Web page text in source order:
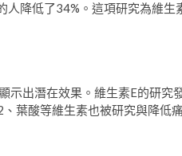
降低了34%。這項研究為維
示出潛在效果。維生素E的研
葉酸等維生素也被研究與降低